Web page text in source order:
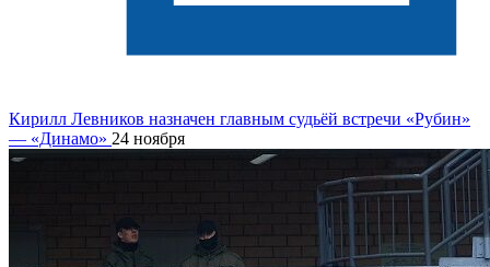
Кирилл Левников назначен главным судьёй встречи «Рубин»
— «Динамо» 24 ноября